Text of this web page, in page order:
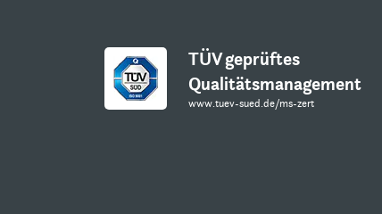
TÜV geprüftes
Qualitätsmanagement
www.tuev-sued.de/ms-zert